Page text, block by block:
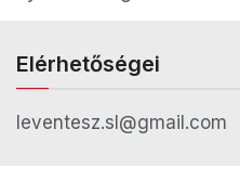
Elérhetőségei
leventesz.sl@gmail.com